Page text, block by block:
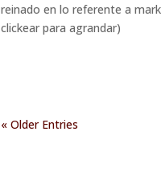
reinado en lo referente a
clickear para agrandar)
« Older Entries